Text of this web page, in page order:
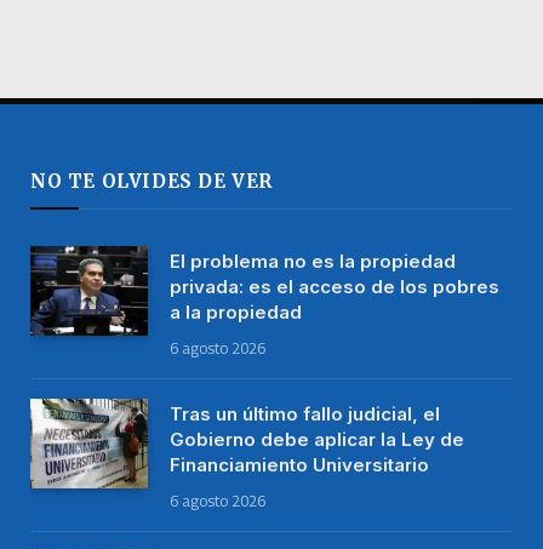
NO TE OLVIDES DE VER
El problema no es la propiedad
privada: es el acceso de los pobres
a la propiedad
6 agosto 2026
Tras un último fallo judicial, el
Gobierno debe aplicar la Ley de
Financiamiento Universitario
6 agosto 2026